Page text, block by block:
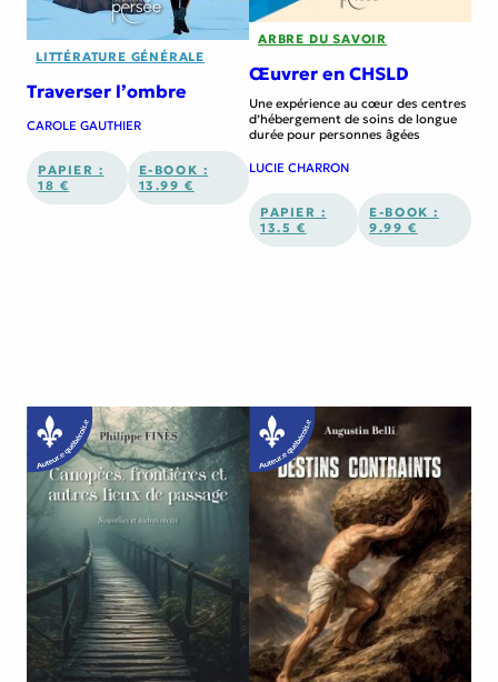
LITTÉRATURE GÉNÉRALE
Traverser l’ombre
CAROLE GAUTHIER
PAPIER :
18 €
E-BOOK :
13.99 €
ARBRE DU SAVOIR
Œuvrer en CHSLD
Une expérience au cœur des centres
d’hébergement de soins de longue
durée pour personnes âgées
LUCIE CHARRON
PAPIER :
13.5 €
E-BOOK :
9.99 €